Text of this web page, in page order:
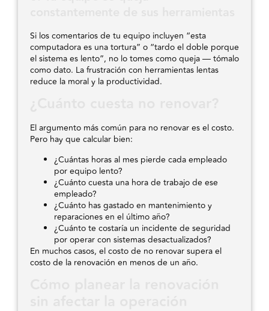
Si los comentarios de tu equipo incluyen “esta
computadora es una tortura” o “tardo el doble porque
el sistema es lento”, no lo tomes como queja — tómalo
como dato. La frustración con herramientas lentas
reduce la moral y la productividad.
El argumento más común para no renovar es el costo.
Pero hay que calcular bien:
¿Cuántas horas al mes pierde cada empleado
por equipo lento?
¿Cuánto cuesta una hora de trabajo de ese
empleado?
¿Cuánto has gastado en mantenimiento y
reparaciones en el último año?
¿Cuánto te costaría un incidente de seguridad
por operar con sistemas desactualizados?
En muchos casos, el costo de no renovar supera el
costo de la renovación en menos de un año.